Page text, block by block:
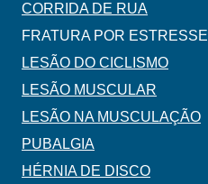
CORRIDA DE RUA
FRATURA POR ESTRESSE
LESÃO DO CICLISMO
LESÃO MUSCULAR
LESÃO NA MUSCULAÇÃO
PUBALGIA
HÉRNIA DE DISCO